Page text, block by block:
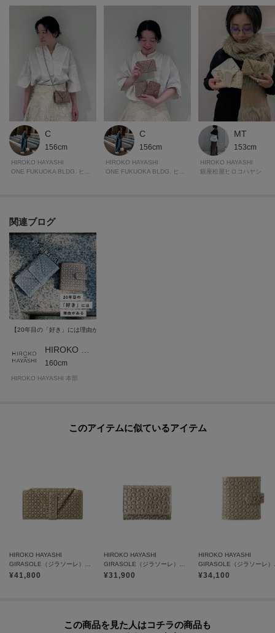
◆気になるアイテムは『お気に入り登録』がおすすめです◆
オンラインサイトの商品ページにある「ハートマーク」をクリックして簡単
に追加できます。
お気に入り登録して頂いたアイテムは・・・
再入荷通知や、値下げ情報・在庫状況をメルマガにてお知らせいたします。
ーーーーーーーーーーーーーーーーーーーーーーーーーーー
※照明の関係により、実際よりも色味が違って見える場合があります。ま
た、パソコン・スマートフォンなどの環境により、若干製品と画像のカラー
C
156cm
HIROKO HAYASHI
C
156cm
HIROKO HAYASHI
MT
153cm
HIROKO HAYASHI
銀座松屋ヒロコハヤシ
関連ブログ
【20年目の「好き」には理由がある】アートピースを携えて -GIRASOLE-
160cm
HIROKO HAYASHI 本部
このアイテムに似ているアイテム
HIROKO HAYASHI
GIRASOLE（ジラソーレ）長財布ミニ
¥41,800
HIROKO HAYASHI
GIRASOLE（ジラソーレ）三つ折り財布
¥31,900
HIROKO HAYASHI
¥34,100
この商品を見た人はコチラの商品も